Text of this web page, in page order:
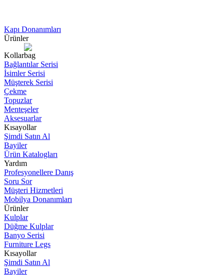
Kapı Donanımları
Ürünler
Kollar
Bağlantılar Serisi
İsimler Serisi
Müşterek Serisi
Çekme
Topuzlar
Menteşeler
Aksesuarlar
Kısayollar
Şimdi Satın Al
Bayiler
Ürün Katalogları
Yardım
Profesyonellere Danış
Soru Sor
Müşteri Hizmetleri
Mobilya Donanımları
Ürünler
Kulplar
Düğme Kulplar
Banyo Serisi
Furniture Legs
Kısayollar
Şimdi Satın Al
Bayiler